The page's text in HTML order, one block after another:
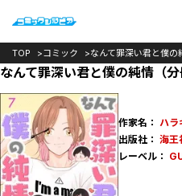
TOP コミック なんて罪深い君と僕の
なんて罪深い君と僕の純情（
作家名： ハラ
出版社： 海王
レーベル：